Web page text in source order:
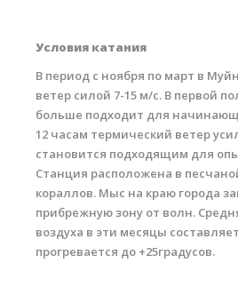
Условия катания
В период с ноября по март в
ветер силой 7-15 м/c. В первой
больше подходит для
12 часам термический ветер
становится подходящим для
Станция расположена в
кораллов. Мыс на краю города
прибрежную зону от волн.
воздуха в эти месяцы
прогревается до +25градусов.